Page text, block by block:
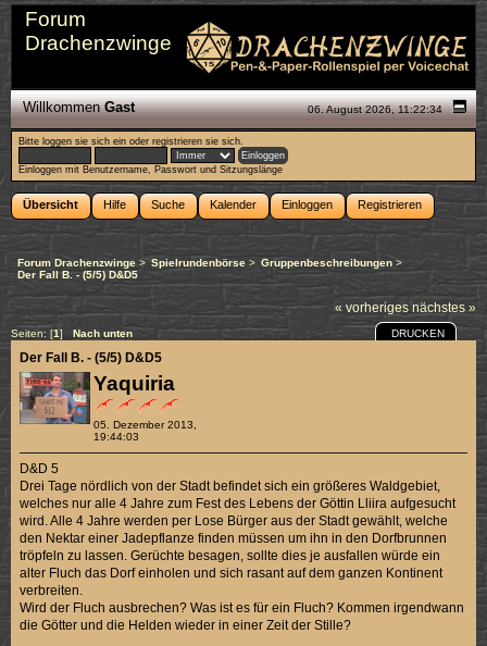
Forum
Drachenzwinge
06. August 2026, 11:22:34
WillkommenGast
Bitte loggen sie sich ein oderregistrieren sie sich.
Einloggen mit Benutzername, Passwort und Sitzungslänge
Übersicht Hilfe Suche Kalender Einloggen Registrieren
Forum Drachenzwinge > Spielrundenbörse> Gruppenbeschreibungen>
Der Fall B. - (5/5) D&D5
« vorheriges nächstes »
Seiten: [1] Nach unten DRUCKEN
Yaquiria
05. Dezember 2013,
19:44:03
Der Fall B. - (5/5) D&D5
D&D 5
Drei Tage nördlich von der Stadt befindet sich ein größeres Waldgebiet,
welches nur alle 4 Jahre zum Fest des Lebens der Göttin Lliira aufgesucht
wird. Alle 4 Jahre werden per Lose Bürger aus der Stadt gewählt, welche
den Nektar einer Jadepflanze finden müssen um ihn in den Dorfbrunnen
tröpfeln zu lassen. Gerüchte besagen, sollte dies je ausfallen würde ein
alter Fluch das Dorf einholen und sich rasant auf dem ganzen Kontinent
verbreiten.
Wird der Fluch ausbrechen? Was ist es für ein Fluch? Kommen irgendwann
die Götter und die Helden wieder in einer Zeit der Stille?